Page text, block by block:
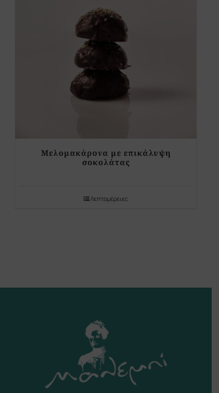
Μελομακάρονα με επικάλυψη
σοκολάτας
Λεπτομέρειες